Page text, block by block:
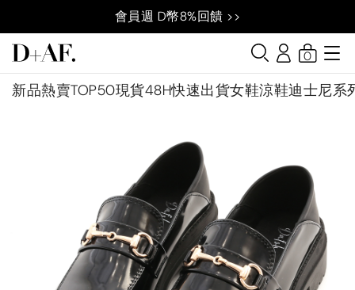
會員週 D幣8%回饋 >>
新品熱賣TOP50現貨48H快速出貨女鞋涼鞋迪士尼系
0